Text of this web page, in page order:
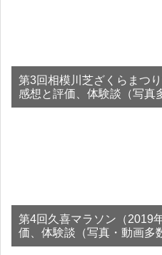
第3回相模川芝ざくらまつ
感想と評価、体験談（写真
第4回久喜マラソン（2019
価、体験談（写真・動画多